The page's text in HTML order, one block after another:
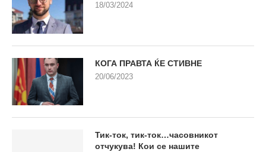
18/03/2024
КОГА ПРАВТА ЌЕ СТИВНЕ
20/06/2023
Тик-ток, тик-ток…часовникот
отчукува! Кои се нашите